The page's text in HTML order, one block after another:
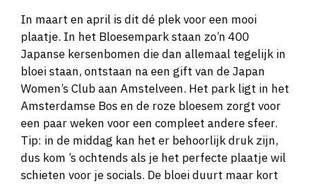
In maart en april is dit dé plek voor een mooi
plaatje. In het Bloesempark staan zo’n 400
Japanse kersenbomen die dan allemaal tegelijk in
bloei staan, ontstaan na een gift van de Japan
Women’s Club aan Amstelveen. Het park ligt in het
Amsterdamse Bos en de roze bloesem zorgt voor
een paar weken voor een compleet andere sfeer.
Tip: in de middag kan het er behoorlijk druk zijn,
dus kom ’s ochtends als je het perfecte plaatje wil
schieten voor je socials. De bloei duurt maar kort